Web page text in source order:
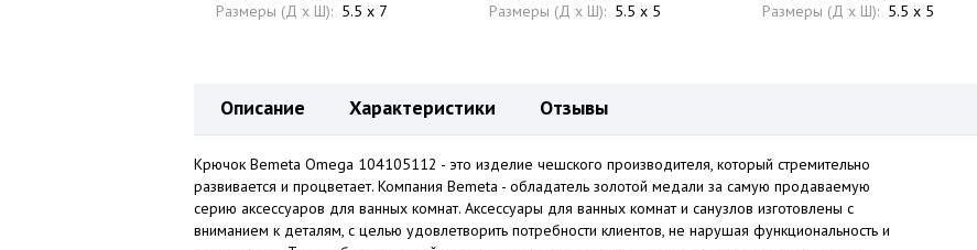
Размеры (Д x Ш): 5.5 x 7
Размеры (Д x Ш): 5.5 x 5
Размеры (Д x Ш): 5.5 x 5
Описание Характеристики Отзывы
Крючок Bemeta Omega 104105112 - это изделие чешского производителя, который стремительно
развивается и процветает. Компания Bemeta - обладатель золотой медали за самую продаваемую
серию аксессуаров для ванных комнат. Аксессуары для ванных комнат и санузлов изготовлены с
вниманием к деталям, с целью удовлетворить потребности клиентов, не нарушая функциональность и